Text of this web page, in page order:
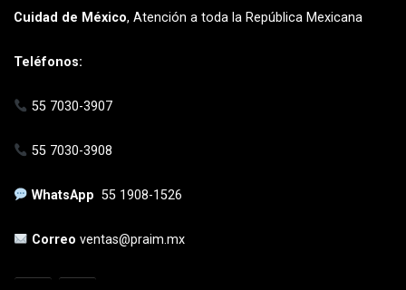
Cuidad de México, Atención a toda la República Mexicana
Teléfonos:
55 7030-3907
55 7030-3908
WhatsApp55 1908-1526
Correoventas@praim.mx